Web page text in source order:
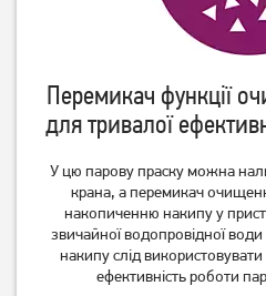
Праска Gorenje
SIH2200TQC
1 899грн
1 449грн
Перемикач функції
для тривалої
У цю парову праску можна
крана, а перемикач
накопиченню накипу у
звичайної водопровідної
накипу слід
ефективність роботи